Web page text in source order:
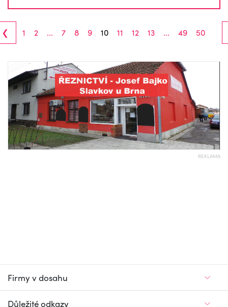
‹ 1 2 ... 7 8 9 10 11 12 13 ... 49 50
REKLAMA
Firmy v dosahu
Důležité odkazy